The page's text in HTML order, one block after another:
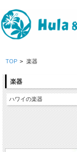
TOP > 楽器
楽器
ハワイの楽器